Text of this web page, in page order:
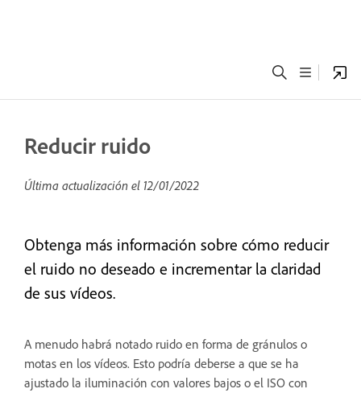
Reducir ruido
Última actualización el 12/01/2022
Obtenga más información sobre cómo reducir
el ruido no deseado e incrementar la claridad
de sus vídeos.
A menudo habrá notado ruido en forma de gránulos o
motas en los vídeos. Esto podría deberse a que se ha
ajustado la iluminación con valores bajos o el ISO con